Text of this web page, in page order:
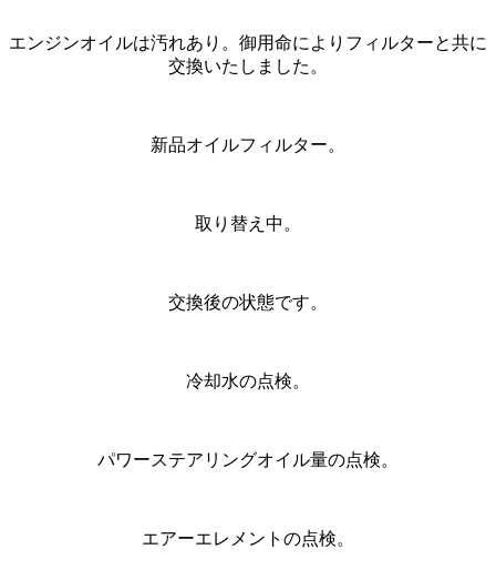
エンジンオイルは汚れあり。御用命によりフィルターと共に
交換いたしました。
新品オイルフィルター。
取り替え中。
交換後の状態です。
冷却水の点検。
パワーステアリングオイル量の点検。
エアーエレメントの点検。